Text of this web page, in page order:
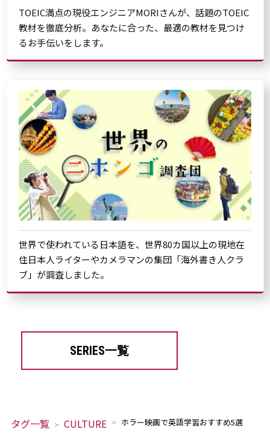
TOEIC満点の現役エンジニアMORIさんが、話題のTOEIC
教材を徹底分析。あなたに合った、最適の教材を見つけ
るお手伝いをします。
世界で使われている日本語を、世界80カ国以上の現地在
住日本人ライターやカメラマンの集団「海外書き人クラ
ブ」が調査しました。
SERIES一覧
タグ一覧 CULTURE ホラー映画で英語学習おすすめ5選